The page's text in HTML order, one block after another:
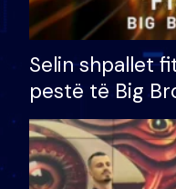
Selin shpallet
pestë të Big
çmimin e